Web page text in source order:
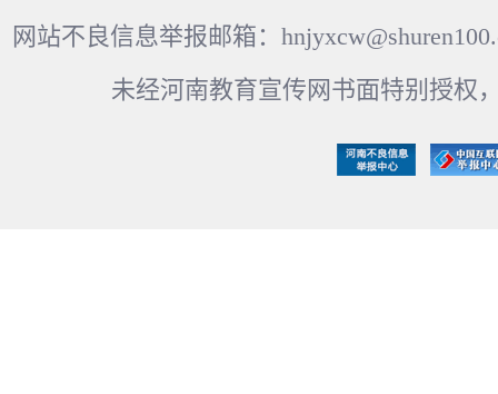
网站不良信息举报邮箱：
未经河南教育宣传网书面特别授权